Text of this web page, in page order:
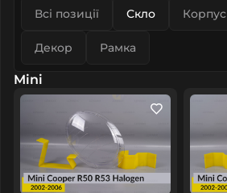
Всі позиції Скло Корпус
Декор Рамка
Mini